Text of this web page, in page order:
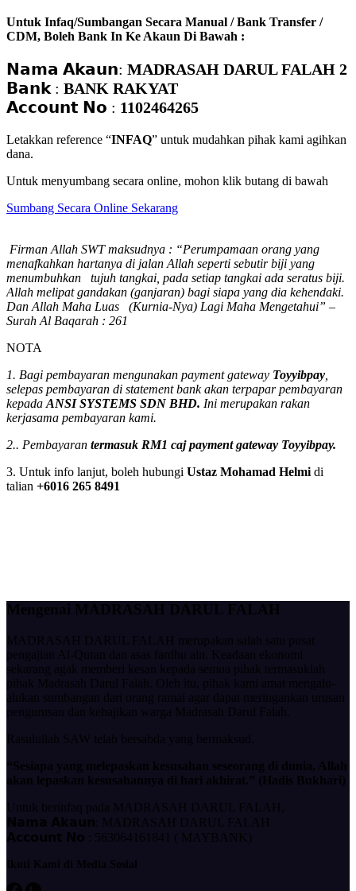
Untuk Infaq/Sumbangan Secara Manual / Bank Transfer /
CDM, Boleh Bank In Ke Akaun Di Bawah :
𝗡𝗮𝗺𝗮 𝗔𝗸𝗮𝘂𝗻: MADRASAH DARUL FALAH 2
𝗕𝗮𝗻𝗸 : BANK RAKYAT
𝗔𝗰𝗰𝗼𝘂𝗻𝘁 𝗡𝗼 : 1102464265
Letakkan reference “INFAQ” untuk mudahkan pihak kami agihkan
dana.
Untuk menyumbang secara online, mohon klik butang di bawah
Sumbang Secara Online Sekarang
Firman Allah SWT maksudnya : “Perumpamaan orang yang
menafkahkan hartanya di jalan Allah seperti sebutir biji yang
menumbuhkan tujuh tangkai, pada setiap tangkai ada seratus biji.
Allah melipat gandakan (ganjaran) bagi siapa yang dia kehendaki.
Dan Allah Maha Luas (Kurnia-Nya) Lagi Maha Mengetahui” –
Surah Al Baqarah : 261
NOTA
1. Bagi pembayaran mengunakan payment gateway Toyyibpay,
selepas pembayaran di statement bank akan terpapar pembayaran
kepadaANSI SYSTEMS SDN BHD. Ini merupakan rakan
kerjasama pembayaran kami.
2.. Pembayaran termasuk RM1 caj payment gateway Toyyibpay.
3. Untuk info lanjut, boleh hubungi Ustaz Mohamad Helmidi
talian +6016 265 8491
Mengenai MADRASAH DARUL FALAH
MADRASAH DARUL FALAH merupakan salah satu pusat
pengajian Al-Quran dan asas fardhu ain. Keadaan ekonomi
sekarang agak memberi kesan kepada semua pihak termasuklah
pihak Madrasah Darul Falah. Oleh itu, pihak kami amat mengalu-
alukan sumbangan dari orang ramai agar dapat meringankan urusan
pengurusan dan kebajikan warga Madrasah Darul Falah.
Rasulullah SAW telah bersabda yang bermaksud,
“Sesiapa yang melepaskan kesusahan seseorang di dunia, Allah
akan lepaskan kesusahannya di hari akhirat.” (Hadis Bukhari)
Untuk berinfaq pada MADRASAH DARUL FALAH,
𝗡𝗮𝗺𝗮 𝗔𝗸𝗮𝘂𝗻: MADRASAH DARUL FALAH
𝗔𝗰𝗰𝗼𝘂𝗻𝘁 𝗡𝗼 : 563064161841 ( MAYBANK)
Ikuti Kami di Media Sosial